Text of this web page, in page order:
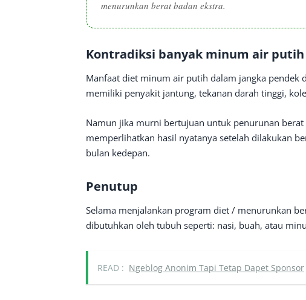
menurunkan berat badan ekstra.
Kontradiksi banyak minum air putih
Manfaat diet minum air putih dalam jangka pendek
memiliki penyakit jantung, tekanan darah tinggi,
Namun jika murni bertujuan untuk penurunan
memperlihatkan hasil nyatanya setelah dilakukan
bulan kedepan.
Penutup
Selama menjalankan program diet / menurunkan
dibutuhkan oleh tubuh seperti: nasi, buah, atau
READ : Ngeblog Anonim Tapi Tetap Dapet Sponsor